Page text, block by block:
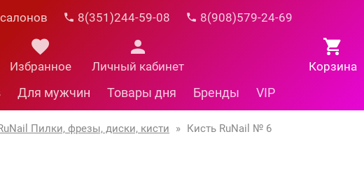
8(351)244-59-08 8(908)579-24-69
Корзина
Избранное Личный кабинет
Для мужчин Товары дня Бренды VIP
Пилки, фрезы, диски, кисти » Кисть RuNail № 6